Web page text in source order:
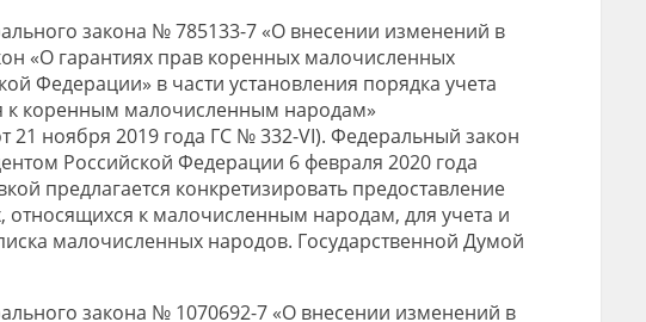
закона № 785133-7 «О внесении изменений в
«О гарантиях прав коренных малочисленных
Федерации» в части установления порядка учета
к коренным малочисленным народам»
21 ноября 2019 года ГС № 332-VI). Федеральный закон
Российской Федерации 6 февраля 2020 года
предлагается конкретизировать предоставление
относящихся к малочисленным народам, для учета и
малочисленных народов. Государственной Думой
закона № 1070692-7 «О внесении изменений в